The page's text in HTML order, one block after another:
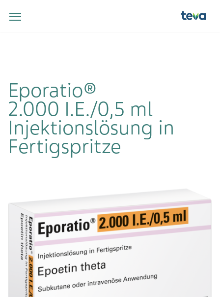
Eporatio®
2.000 I.E./0,5 ml
Injektionslösung in
Fertigspritze